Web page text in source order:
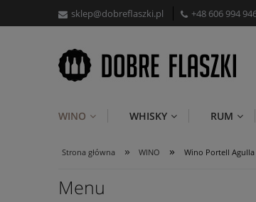
sklep@dobreflaszki.pl +48 606 994
WINO WHISKY RUM
Strona główna » WINO » Wino Portell Agulla
Menu